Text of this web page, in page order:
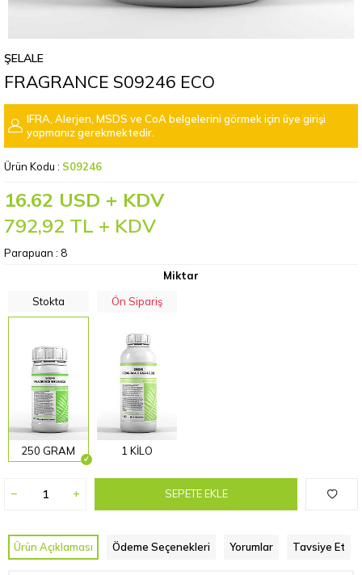
ŞELALE
FRAGRANCE S09246 ECO
IFRA, Alerjen, MSDS ve CoA belgelerini görmek için üye girişi
yapmanız gerekmektedir.
Ürün Kodu : S09246
16.62 USD + KDV
792,92 TL + KDV
Parapuan : 8
Miktar
Stokta
250 GRAM
Ön Sipariş
1 KİLO
SEPETE EKLE
Ürün Açıklaması Ödeme Seçenekleri Yorumlar Tavsiye Et